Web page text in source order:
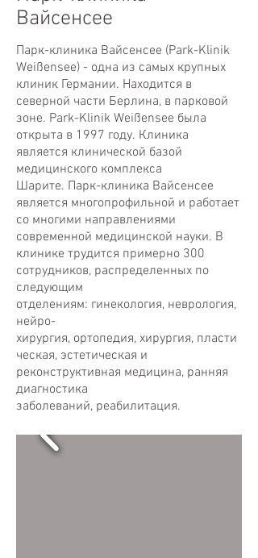
Вайсенсее
Парк-клиника Вайсенсее (Park-Klinik
Weißensee) - одна из самых крупных
клиник Германии. Находится в
северной части Берлина, в парковой
зоне. Park-Klinik Weißensee была
открыта в 1997 году. Клиника
является клинической базой
медицинского комплекса
Шарите. Парк-клиника Вайсенсее
является многопрофильной и работает
со многими направлениями
современной медицинской науки. В
клинике трудится примерно 300
сотрудников, распределенных по
следующим
отделениям: гинекология, неврология,
нейро-
хирургия, ортопедия, хирургия, пласти
ческая, эстетическая и
реконструктивная медицина, ранняя
диагностика
заболеваний, реабилитация.